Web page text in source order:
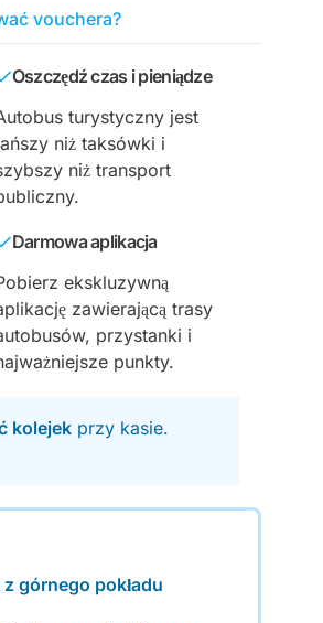
vouchera?
Oszczędź czas i pieniądze
turystyczny jest
niż taksówki i
niż transport
Darmowa aplikacja
ekskluzywną
zawierającą trasy
przystanki i
punkty.
kolejek przy kasie.
górnego pokładu